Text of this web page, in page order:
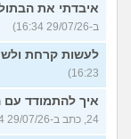
איבדתי את
ב-29/07/26 16:34)
לעשות קרחת
16:23)
איך להתמודד
24, כתב ב-29/07/26 16:14)